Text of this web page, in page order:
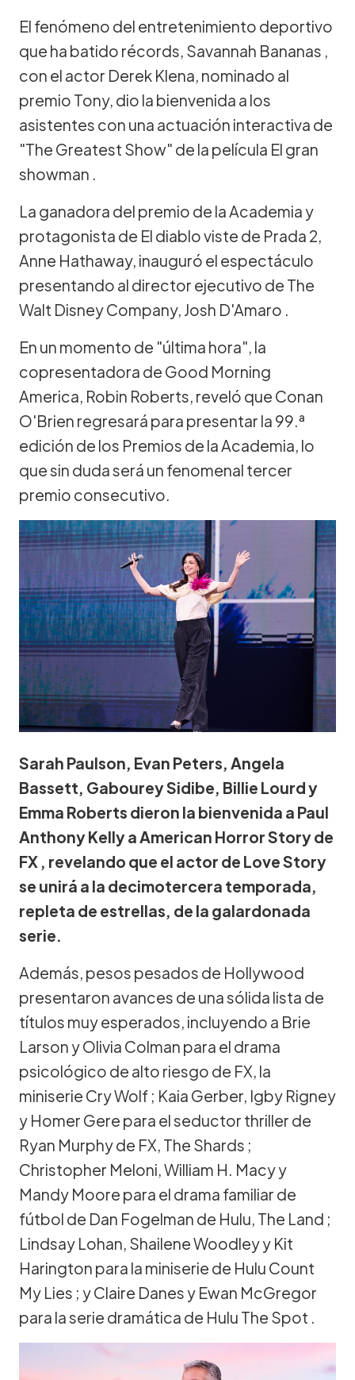
El fenómeno del entretenimiento deportivo
que ha batido récords, Savannah Bananas ,
con el actor Derek Klena, nominado al
premio Tony, dio la bienvenida a los
asistentes con una actuación interactiva de
"The Greatest Show" de la película El gran
showman .
La ganadora del premio de la Academia y
protagonista de El diablo viste de Prada 2,
Anne Hathaway, inauguró el espectáculo
presentando al director ejecutivo de The
Walt Disney Company, Josh D'Amaro .
En un momento de "última hora", la
copresentadora de Good Morning
America, Robin Roberts, reveló que Conan
O'Brien regresará para presentar la 99.ª
edición de los Premios de la Academia, lo
que sin duda será un fenomenal tercer
premio consecutivo.
Sarah Paulson, Evan Peters, Angela
Bassett, Gabourey Sidibe, Billie Lourd y
Emma Roberts dieron la bienvenida a Paul
Anthony Kelly a American Horror Story de
FX , revelando que el actor de Love Story
se unirá a la decimotercera temporada,
repleta de estrellas, de la galardonada
serie.
Además, pesos pesados de Hollywood
presentaron avances de una sólida lista de
títulos muy esperados, incluyendo a Brie
Larson y Olivia Colman para el drama
psicológico de alto riesgo de FX, la
miniserie Cry Wolf ; Kaia Gerber, Igby Rigney
y Homer Gere para el seductor thriller de
Ryan Murphy de FX, The Shards ;
Christopher Meloni, William H. Macy y
Mandy Moore para el drama familiar de
fútbol de Dan Fogelman de Hulu, The Land ;
Lindsay Lohan, Shailene Woodley y Kit
Harington para la miniserie de Hulu Count
My Lies ; y Claire Danes y Ewan McGregor
para la serie dramática de Hulu The Spot .